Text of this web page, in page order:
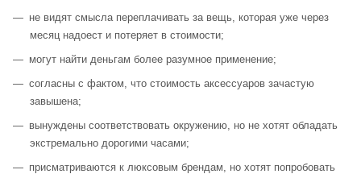
не видят смысла переплачивать за вещь, которая уже через
месяц надоест и потеряет в стоимости;
могут найти деньгам более разумное применение;
согласны с фактом, что стоимость аксессуаров зачастую
завышена;
вынуждены соответствовать окружению, но не хотят обладать
экстремально дорогими часами;
присматриваются к люксовым брендам, но хотят попробовать